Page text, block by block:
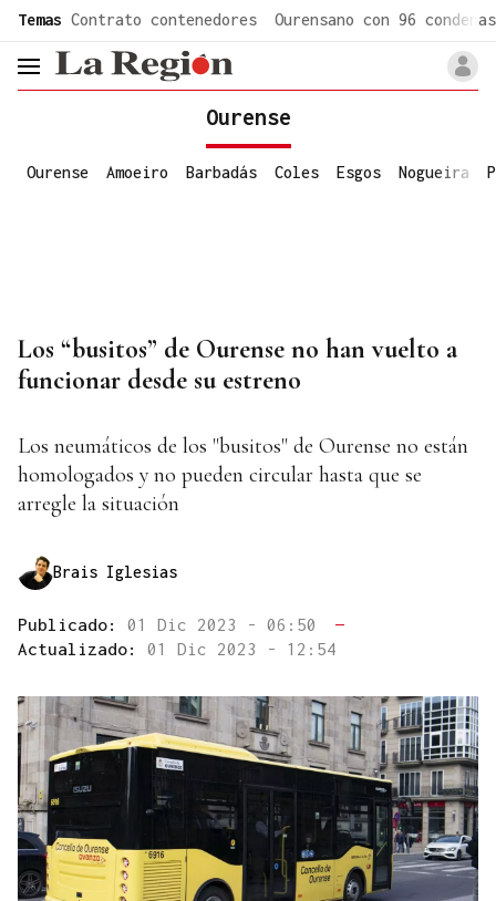
Temas Contrato contenedores Ourensano con 96 condenas
header.menu.open
Ourense
Ourense Amoeiro Barbadás Coles Esgos Nogueira
Los “busitos” de Ourense no han vuelto a
funcionar desde su estreno
Los neumáticos de los "busitos" de Ourense no están
homologados y no pueden circular hasta que se
arregle la situación
Brais Iglesias
Publicado: 01 Dic 2023 - 06:50
—
Actualizado: 01 Dic 2023 - 12:54